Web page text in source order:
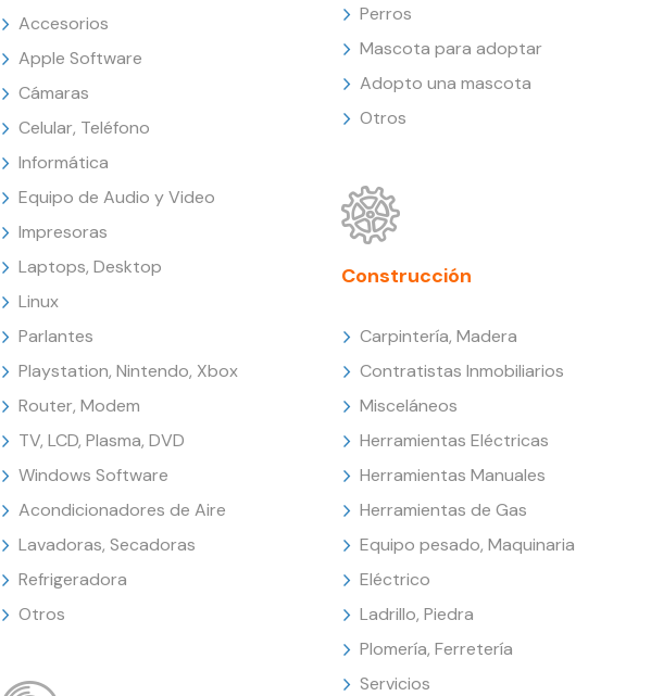
Accesorios
Apple Software
Cámaras
Celular, Teléfono
Informática
Equipo de Audio y Video
Impresoras
Laptops, Desktop
Linux
Parlantes
Playstation, Nintendo, Xbox
Router, Modem
TV, LCD, Plasma, DVD
Windows Software
Acondicionadores de Aire
Lavadoras, Secadoras
Refrigeradora
Otros
Perros
Mascota para adoptar
Adopto una mascota
Otros
Construcción
Carpintería, Madera
Contratistas Inmobiliarios
Misceláneos
Herramientas Eléctricas
Herramientas Manuales
Herramientas de Gas
Equipo pesado, Maquinaria
Eléctrico
Ladrillo, Piedra
Plomería, Ferretería
Servicios